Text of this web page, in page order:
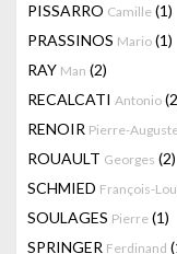
PISSARRO Camille (1)
PRASSINOS Mario (1)
RAY Man (2)
RECALCATI Antonio
RENOIR Pierre-
ROUAULT Georges (2)
SCHMIED François-
SOULAGES Pierre (1)
SPRINGER Ferdinand